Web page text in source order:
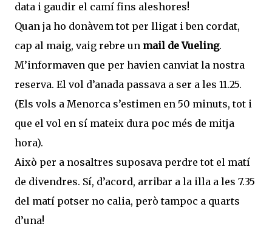
data i gaudir el camí fins aleshores!
Quan ja ho donàvem tot per lligat i ben cordat,
cap al maig, vaig rebre un mail de Vueling.
M’informaven que per havien canviat la nostra
reserva. El vol d’anada passava a ser a les 11.25.
(Els vols a Menorca s’estimen en 50 minuts, tot i
que el vol en sí mateix dura poc més de mitja
hora).
Això per a nosaltres suposava perdre tot el matí
de divendres. Sí, d’acord, arribar a la illa a les 7.35
del matí potser no calia, però tampoc a quarts
d’una!